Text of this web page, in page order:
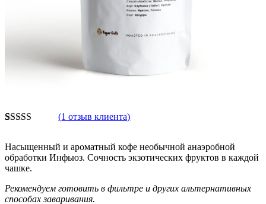
основе
опроса
пользователя
(1 отзыв клиента)
Насыщенный и ароматный кофе необычной анаэробной
обработки Инфьюз. Сочность экзотических фруктов в каждой
чашке.
Рекомендуем готовить в фильтре и других альтернативных
способах заваривания.